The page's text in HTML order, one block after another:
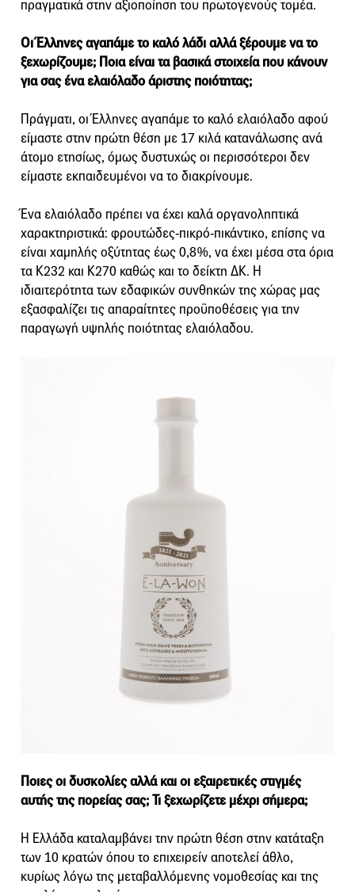
πραγματικά στην αξιοποίηση του πρωτογενούς τομέα.
Οι Έλληνες αγαπάμε το καλό λάδι αλλά ξέρουμε να το
ξεχωρίζουμε; Ποια είναι τα βασικά στοιχεία που κάνουν
για σας ένα ελαιόλαδο άριστης ποιότητας;
Πράγματι, οι Έλληνες αγαπάμε το καλό ελαιόλαδο αφού
είμαστε στην πρώτη θέση με 17 κιλά κατανάλωσης ανά
άτομο ετησίως, όμως δυστυχώς οι περισσότεροι δεν
είμαστε εκπαιδευμένοι να το διακρίνουμε.
Ένα ελαιόλαδο πρέπει να έχει καλά οργανοληπτικά
χαρακτηριστικά: φρουτώδες-πικρό-πικάντικο, επίσης να
είναι χαμηλής οξύτητας έως 0,8%, να έχει μέσα στα όρια
τα Κ232 και Κ270 καθώς και το δείκτη ΔΚ. Η
ιδιαιτερότητα των εδαφικών συνθηκών της χώρας μας
εξασφαλίζει τις απαραίτητες προϋποθέσεις για την
παραγωγή υψηλής ποιότητας ελαιόλαδου.
Ποιες οι δυσκολίες αλλά και οι εξαιρετικές στιγμές
αυτής της πορείας σας; Τι ξεχωρίζετε μέχρι σήμερα;
Η Ελλάδα καταλαμβάνει την πρώτη θέση στην κατάταξη
των 10 κρατών όπου το επιχειρείν αποτελεί άθλο,
κυρίως λόγω της μεταβαλλόμενης νομοθεσίας και της